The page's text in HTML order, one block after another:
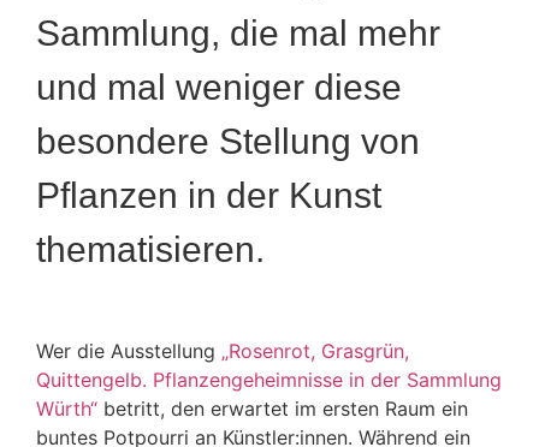
Sammlung, die mal mehr
und mal weniger diese
besondere Stellung von
Pflanzen in der Kunst
thematisieren.
Wer die Ausstellung „Rosenrot, Grasgrün,
Quittengelb. Pflanzengeheimnisse in der Sammlung
Würth“ betritt, den erwartet im ersten Raum ein
buntes Potpourri an Künstler:innen. Während ein